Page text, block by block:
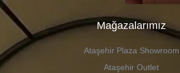
Mağazalarımız
Ataşehir Plaza Showroom
Ataşehir Outlet